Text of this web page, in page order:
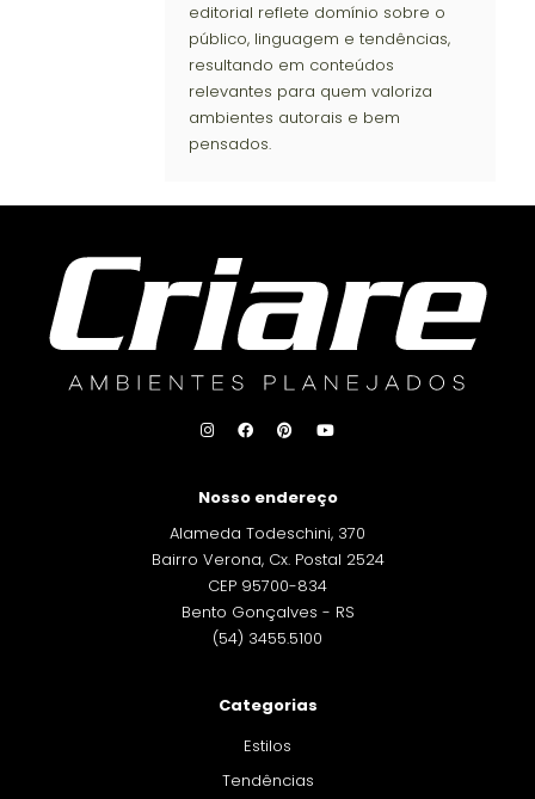
editorial reflete domínio sobre o
público, linguagem e tendências,
resultando em conteúdos
relevantes para quem valoriza
ambientes autorais e bem
pensados.
Nosso endereço
Alameda Todeschini, 370
Bairro Verona, Cx. Postal 2524
CEP 95700-834
Bento Gonçalves - RS
(54) 3455.5100
Categorias
Estilos
Tendências